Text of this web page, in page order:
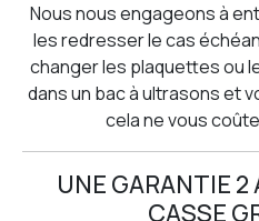
Nous nous engageons à
les redresser le cas
changer les plaquettes ou
dans un bac à ultrasons et
cela ne vous
UNE GARANTIE
CASSE